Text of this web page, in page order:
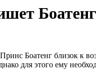
Боатенг близок к
для этого ему